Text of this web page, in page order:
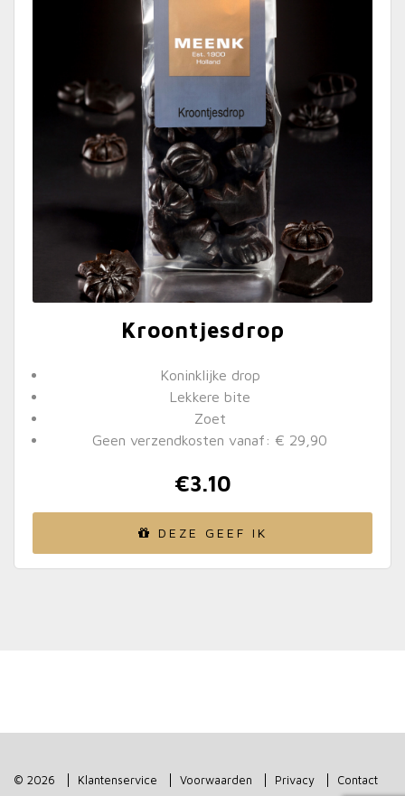
Kroontjesdrop
Koninklijke drop
Lekkere bite
Zoet
Geen verzendkosten vanaf: € 29,90
€3.10
DEZE GEEF IK
© 2026 Klantenservice Voorwaarden Privacy Contact